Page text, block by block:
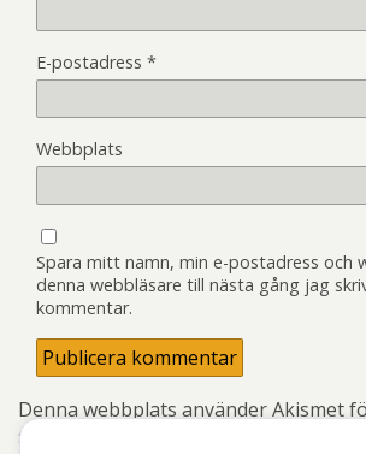
E-postadress *
Webbplats
Spara mitt namn, min e-postadress och
denna webbläsare till nästa gång jag
kommentar.
Denna webbplats använder Akismet
skräppost.